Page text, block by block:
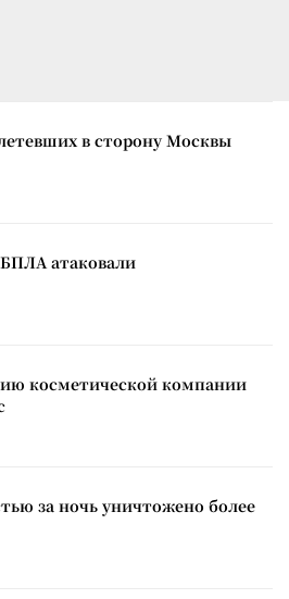
в сторону Москвы
атаковали
косметической компании
за ночь уничтожено более